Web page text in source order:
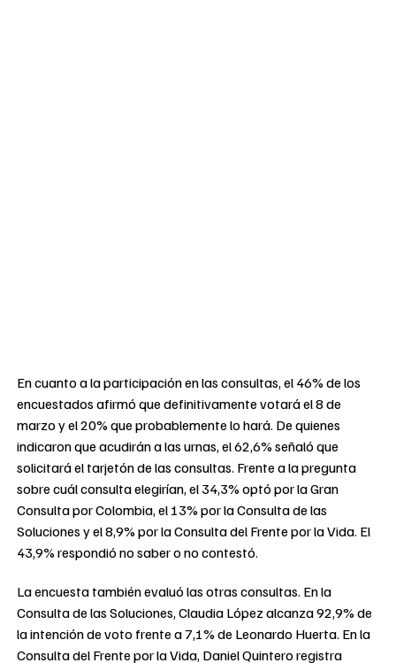
En cuanto a la participación en las consultas, el 46% de los
encuestados afirmó que definitivamente votará el 8 de
marzo y el 20% que probablemente lo hará. De quienes
indicaron que acudirán a las urnas, el 62,6% señaló que
solicitará el tarjetón de las consultas. Frente a la pregunta
sobre cuál consulta elegirían, el 34,3% optó por la Gran
Consulta por Colombia, el 13% por la Consulta de las
Soluciones y el 8,9% por la Consulta del Frente por la Vida. El
43,9% respondió no saber o no contestó.
La encuesta también evaluó las otras consultas. En la
Consulta de las Soluciones, Claudia López alcanza 92,9% de
la intención de voto frente a 7,1% de Leonardo Huerta. En la
Consulta del Frente por la Vida, Daniel Quintero registra